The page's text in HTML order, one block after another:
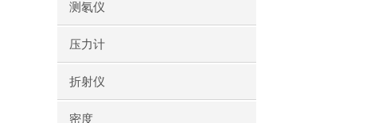
测氡仪
压力计
折射仪
密度